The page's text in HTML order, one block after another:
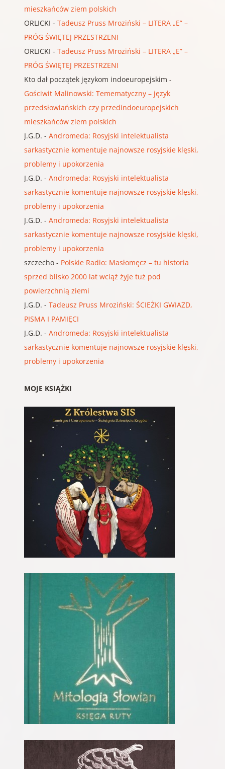
mieszkańców ziem polskich
ORLICKI - Tadeusz Pruss Mroziński – LITERA „E” –
PRÓG ŚWIĘTEJ PRZESTRZENI
ORLICKI - Tadeusz Pruss Mroziński – LITERA „E” –
PRÓG ŚWIĘTEJ PRZESTRZENI
Kto dał początek językom indoeuropejskim -
Gościwit Malinowski: Temematyczny – język
przedsłowiańskich czy przedindoeuropejskich
mieszkańców ziem polskich
J.G.D. - Andromeda: Rosyjski intelektualista
sarkastycznie komentuje najnowsze rosyjskie klęski,
problemy i upokorzenia
J.G.D. - Andromeda: Rosyjski intelektualista
sarkastycznie komentuje najnowsze rosyjskie klęski,
problemy i upokorzenia
J.G.D. - Andromeda: Rosyjski intelektualista
sarkastycznie komentuje najnowsze rosyjskie klęski,
problemy i upokorzenia
szczecho- Polskie Radio: Masłomęcz – tu historia
sprzed blisko 2000 lat wciąż żyje tuż pod
powierzchnią ziemi
J.G.D. - Tadeusz Pruss Mroziński: ŚCIEŻKI GWIAZD,
PISMA I PAMIĘCI
J.G.D. - Andromeda: Rosyjski intelektualista
sarkastycznie komentuje najnowsze rosyjskie klęski,
problemy i upokorzenia
MOJE KSIĄŻKI